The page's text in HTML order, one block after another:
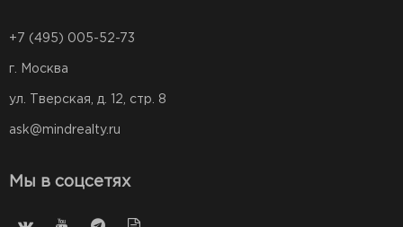
+7 (495) 005-52-73
г. Москва
ул. Тверская, д. 12, стр. 8
ask@mindrealty.ru
Мы в соцсетях